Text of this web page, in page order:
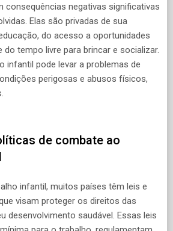
consequências negativas significativas
Elas são privadas de sua
do acesso a oportunidades
do tempo livre para brincar e socializar.
infantil pode levar a problemas de
perigosas e abusos físicos,
de combate ao
infantil, muitos países têm leis e
visam proteger os direitos das
desenvolvimento saudável. Essas leis